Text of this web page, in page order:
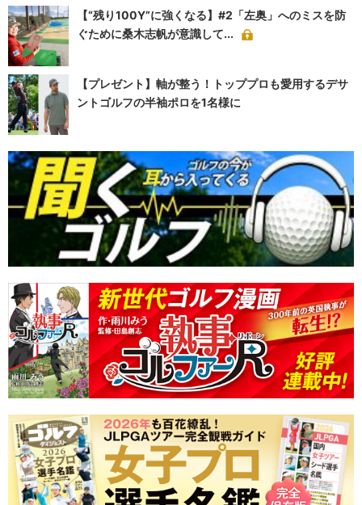
【“残り100Y”に強くなる】#2「左奥」へのミスを防
ぐために桑木志帆が意識して...
【プレゼント】軸が整う！トッププロも愛用するデサ
ントゴルフの半袖ポロを1名様に